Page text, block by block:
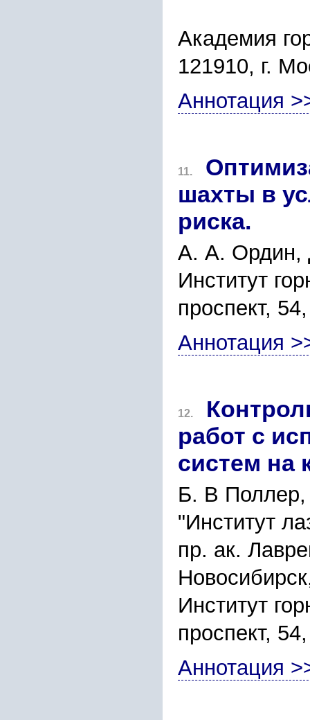
Академия
121910, г.
Аннотация
11.
шахты в
риска.
А. А. Ордин,
Институт
проспект,
Аннотация
12.
работ с
систем на
Б. В Поллер,
"Институт
пр. ак.
Институт
проспект,
Аннотация